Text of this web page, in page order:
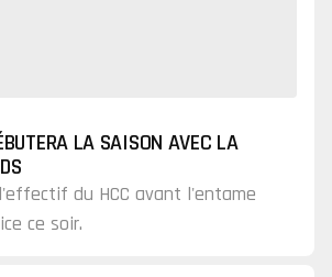
LA SAISON AVEC LA
du HCC avant l'entame
ce soir.